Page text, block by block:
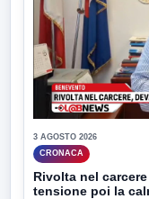
3 AGOSTO 2026
CRONACA
Rivolta nel
tensione poi la